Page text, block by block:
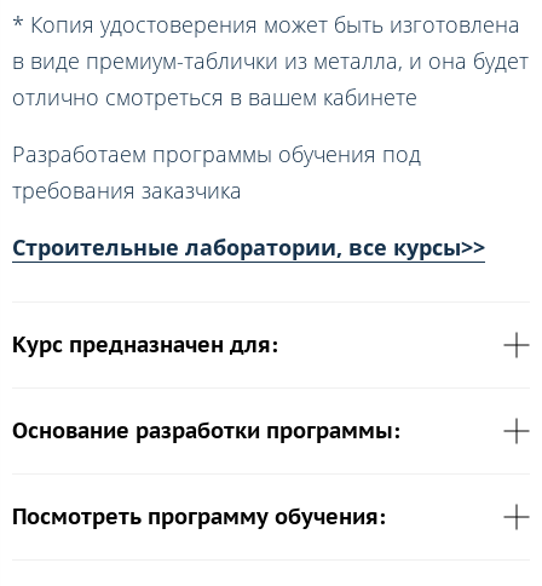
* Копия удостоверения может быть изготовлена
в виде премиум-таблички из металла, и она будет
отлично смотреться в вашем кабинете
Разработаем программы обучения под
требования заказчика
Строительные лаборатории, все курсы>>
Курс предназначен для:
Основание разработки программы:
Посмотреть программу обучения: